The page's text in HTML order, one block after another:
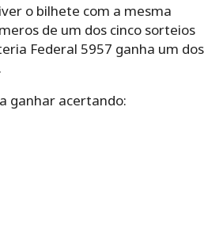
o bilhete com a mesma
de um dos cinco sorteios
Federal 5957 ganha um dos
ganhar acertando: